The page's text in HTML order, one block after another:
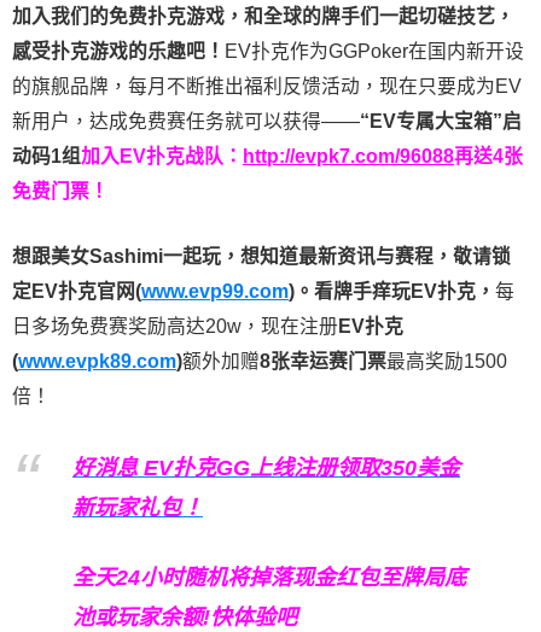
加入我们的免费扑克游戏，和全球的牌手们一起切磋技艺，
感受扑克游戏的乐趣吧！ EV扑克作为GGPoker在国内新开设
的旗舰品牌，每月不断推出福利反馈活动，现在只要成为EV
新用户，达成免费赛任务就可以获得——“EV专属大宝箱”启
动码1组加入EV扑克战队： http://evpk7.com/96088再送4张
免费门票！
想跟美女Sashimi一起玩， 想知道最新资讯与赛程， 敬请锁
定EV扑克官网(www.evp99.com)。 看牌手痒玩EV扑克， 每
日多场免费赛奖励高达20w，现在注册 EV扑克
(www.evpk89.com)额外加赠8张幸运赛门票最高奖励1500
倍！
好消息 EV扑克GG上线注册领取350美金
新玩家礼包！
全天24小时随机将掉落现金红包至牌局底
池或玩家余额!快体验吧